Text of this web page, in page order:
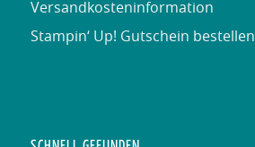
Versandkosteninformation
Stampin‘ Up! Gutschein bestellen